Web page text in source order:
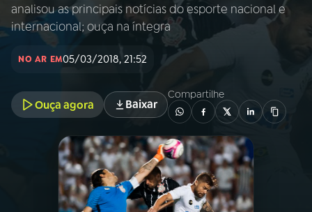
01INÍCIO
PROGRAMAS
analisou as principais notícias do esporte nacional e
internacional; ouça na íntegra
NO AR EM05/03/2018, 21:52
Ouça agora Baixar
Compartilhe